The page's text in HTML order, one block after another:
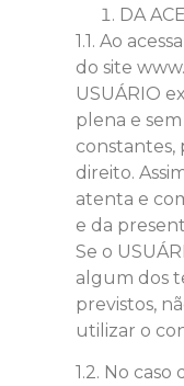
DA
1.1. Ao
do site
USUÁRIO
plena e
constantes,
direito.
atenta e
e da
Se o
algum dos
previstos,
utilizar o
1.2. No caso